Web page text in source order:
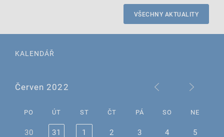
VŠECHNY AKTUALITY
KALENDÁŘ
Červen 2022
PO ÚT ST ČT PÁ SO NE
30 31 1 2 3 4
5